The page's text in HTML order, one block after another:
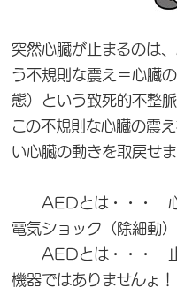
突然心臓が止まるのは
う不規則な震え＝心臓
態）という致死的不整
この不規則な心臓の震
い心臓の動きを取戻せま
AEDとは・・・ 心
電気ショック（除細動
AEDとは・・・ 止
機器ではありませんょ！